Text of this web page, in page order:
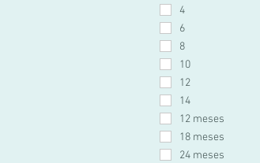
4
6
8
10
12
14
12 meses
18 meses
24 meses